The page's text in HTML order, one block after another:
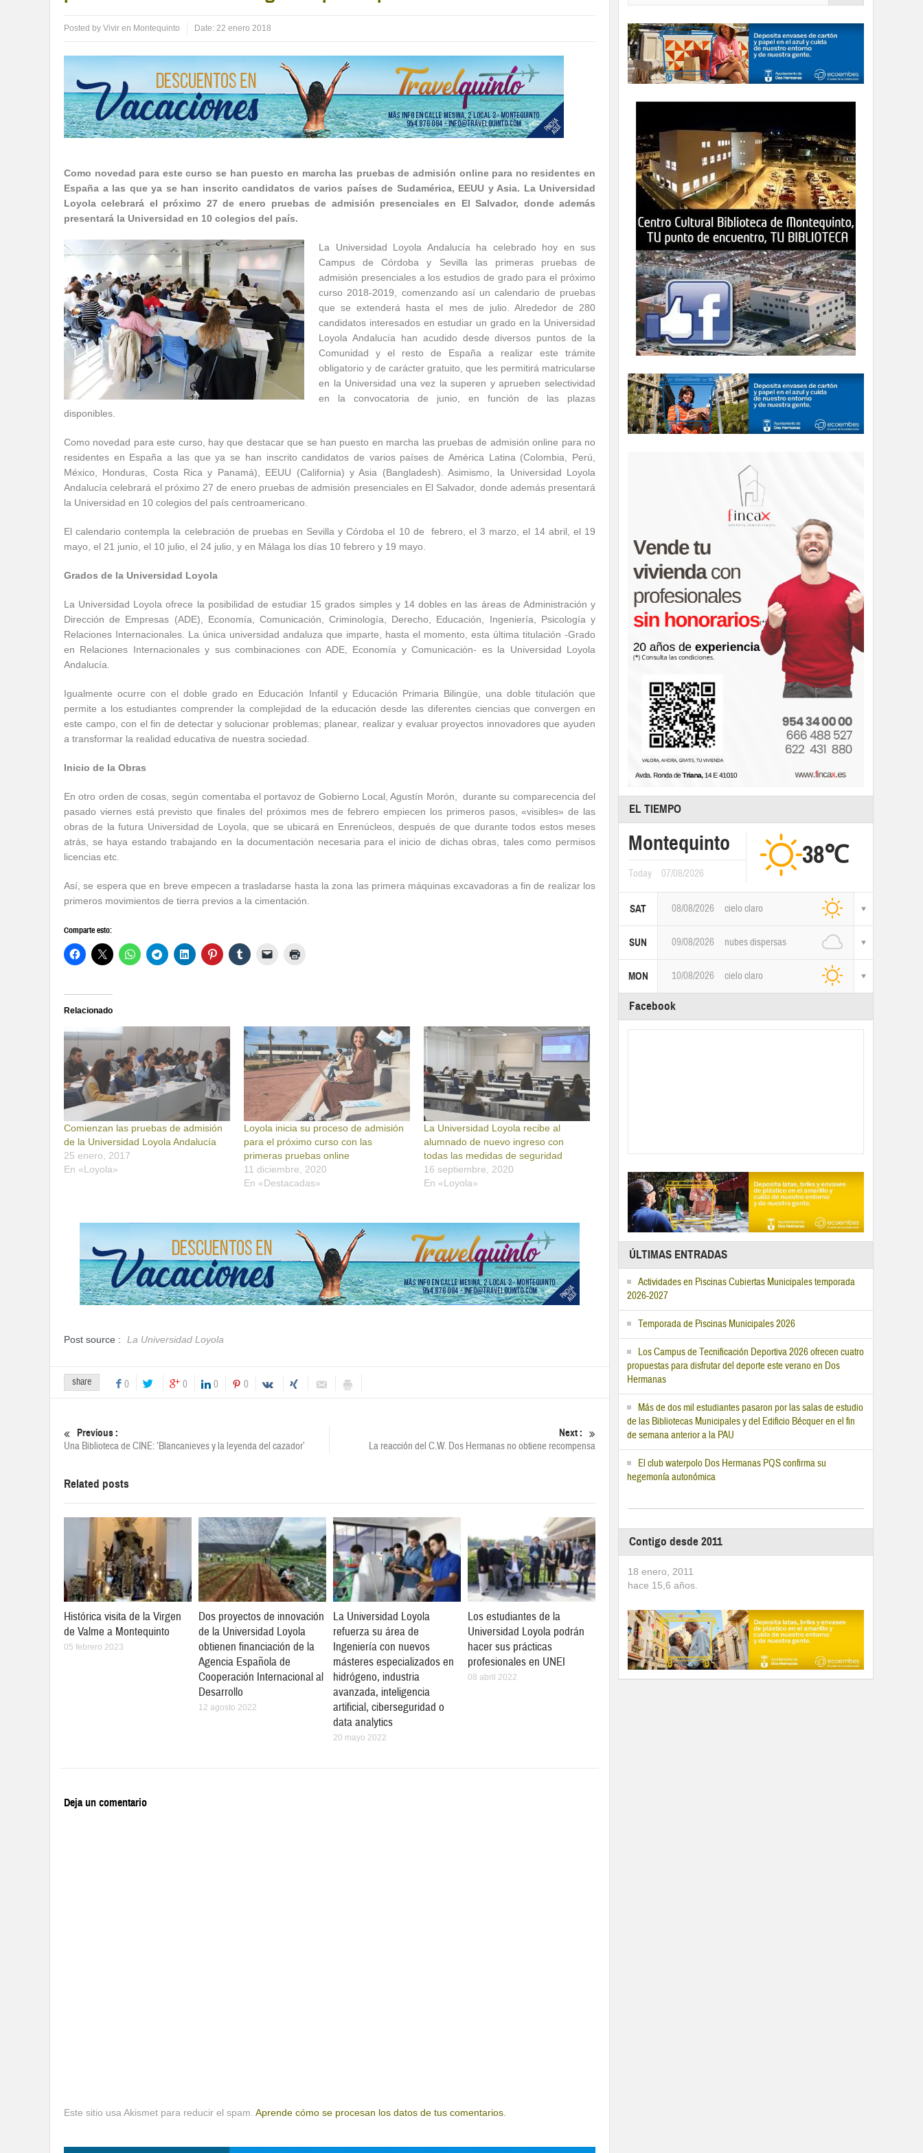
Posted by Vivir en Montequinto Date: 22 enero 2018
Como novedad para este curso se han puesto en marcha las pruebas de admisión online para no residentes en
España a las que ya se han inscrito candidatos de varios países de Sudamérica, EEUU y Asia. La Universidad
Loyola celebrará el próximo 27 de enero pruebas de admisión presenciales en El Salvador, donde además
presentará la Universidad en 10 colegios del país.
La Universidad Loyola Andalucía ha celebrado hoy en sus
Campus de Córdoba y Sevilla las primeras pruebas de
admisión presenciales a los estudios de grado para el próximo
curso 2018-2019, comenzando así un calendario de pruebas
que se extenderá hasta el mes de julio. Alrededor de 280
candidatos interesados en estudiar un grado en la Universidad
Loyola Andalucía han acudido desde diversos puntos de la
Comunidad y el resto de España a realizar este trámite
obligatorio y de carácter gratuito, que les permitirá matricularse
en la Universidad una vez la superen y aprueben selectividad
en la convocatoria de junio, en función de las plazas
disponibles.
Como novedad para este curso, hay que destacar que se han puesto en marcha las pruebas de admisión online para no
residentes en España a las que ya se han inscrito candidatos de varios países de América Latina (Colombia, Perú,
México, Honduras, Costa Rica y Panamá), EEUU (California) y Asia (Bangladesh). Asimismo, la Universidad Loyola
Andalucía celebrará el próximo 27 de enero pruebas de admisión presenciales en El Salvador, donde además presentará
la Universidad en 10 colegios del país centroamericano.
El calendario contempla la celebración de pruebas en Sevilla y Córdoba el 10 de febrero, el 3 marzo, el 14 abril, el 19
mayo, el 21 junio, el 10 julio, el 24 julio, y en Málaga los días 10 febrero y 19 mayo.
Grados de la Universidad Loyola
La Universidad Loyola ofrece la posibilidad de estudiar 15 grados simples y 14 dobles en las áreas de Administración y
Dirección de Empresas (ADE), Economía, Comunicación, Criminología, Derecho, Educación, Ingeniería, Psicología y
Relaciones Internacionales. La única universidad andaluza que imparte, hasta el momento, esta última titulación -Grado
en Relaciones Internacionales y sus combinaciones con ADE, Economía y Comunicación- es la Universidad Loyola
Andalucía.
Igualmente ocurre con el doble grado en Educación Infantil y Educación Primaria Bilingüe, una doble titulación que
permite a los estudiantes comprender la complejidad de la educación desde las diferentes ciencias que convergen en
este campo, con el fin de detectar y solucionar problemas; planear, realizar y evaluar proyectos innovadores que ayuden
a transformar la realidad educativa de nuestra sociedad.
Inicio de la Obras
En otro orden de cosas, según comentaba el portavoz de Gobierno Local, Agustín Morón, durante su comparecencia del
pasado viernes está previsto que finales del próximos mes de febrero empiecen los primeros pasos, «visibles» de las
obras de la futura Universidad de Loyola, que se ubicará en Enrenúcleos, después de que durante todos estos meses
atrás, se haya estando trabajando en la documentación necesaria para el inicio de dichas obras, tales como permisos
licencias etc.
Así, se espera que en breve empecen a trasladarse hasta la zona las primera máquinas excavadoras a fin de realizar los
primeros movimientos de tierra previos a la cimentación.
Comparte esto:
Relacionado
Comienzan las pruebas de admisión
de la Universidad Loyola Andalucía
25 enero, 2017
En «Loyola»
Loyola inicia su proceso de admisión
para el próximo curso con las
primeras pruebas online
11 diciembre, 2020
En «Destacadas»
La Universidad Loyola recibe al
alumnado de nuevo ingreso con
todas las medidas de seguridad
16 septiembre, 2020
En «Loyola»
Post source : La Universidad Loyola
share 0 0 0 0
Previous :
Una Biblioteca de CINE: ‘Blancanieves y la leyenda del cazador’
Next :
La reacción del C.W. Dos Hermanas no obtiene recompensa
Related posts
Histórica visita de la Virgen
de Valme a Montequinto
05 febrero 2023
Dos proyectos de innovación
de la Universidad Loyola
obtienen financiación de la
Agencia Española de
Cooperación Internacional al
Desarrollo
12 agosto 2022
La Universidad Loyola
refuerza su área de
Ingeniería con nuevos
másteres especializados en
hidrógeno, industria
avanzada, inteligencia
artificial, ciberseguridad o
data analytics
20 mayo 2022
Los estudiantes de la
Universidad Loyola podrán
hacer sus prácticas
profesionales en UNEI
08 abril 2022
Deja un comentario
Este sitio usa Akismet para reducir el spam. Aprende cómo se procesan los datos de tus comentarios.
EL TIEMPO
Montequinto
Today 07/08/2026
38℃
SAT 08/08/2026 cielo claro
SUN 09/08/2026 nubes dispersas
MON 10/08/2026 cielo claro
Facebook
ÚLTIMAS ENTRADAS
Actividades en Piscinas Cubiertas Municipales temporada
2026-2027
Temporada de Piscinas Municipales 2026
Los Campus de Tecnificación Deportiva 2026 ofrecen cuatro
propuestas para disfrutar del deporte este verano en Dos
Hermanas
Más de dos mil estudiantes pasaron por las salas de estudio
de las Bibliotecas Municipales y del Edificio Bécquer en el fin
de semana anterior a la PAU
El club waterpolo Dos Hermanas PQS confirma su
hegemonía autonómica
Contigo desde 2011
18 enero, 2011
hace 15,6 años.